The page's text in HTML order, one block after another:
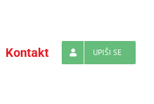
Kontakt UPIŠI SE